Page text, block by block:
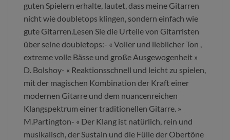
guten Spielern erhalte, lautet, dass meine Gitarren
nicht wie doubletops klingen, sondern einfach wie
gute Gitarren.Lesen Sie die Urteile von Gitarristen
über seine doubletops:- « Voller und lieblicher Ton ,
extreme volle Bässe und große Ausgewogenheit »
D. Bolshoy- « Reaktionsschnell und leicht zu spielen,
mit der magischen Kombination der Kraft einer
modernen Gitarre und dem nuancenreichen
Klangspektrum einer traditionellen Gitarre. »
M.Partington- « Der Klang ist natürlich, rein und
musikalisch, der Sustain und die Fülle der Obertöne